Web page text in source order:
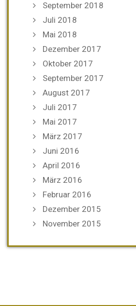
September 2018
Juli 2018
Mai 2018
Dezember 2017
Oktober 2017
September 2017
August 2017
Juli 2017
Mai 2017
März 2017
Juni 2016
April 2016
März 2016
Februar 2016
Dezember 2015
November 2015